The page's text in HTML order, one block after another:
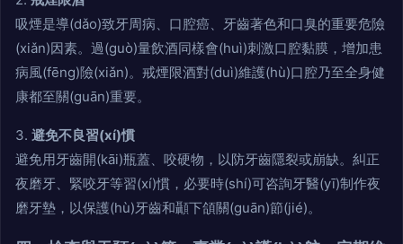
吸煙是導(dǎo)致牙周病、口腔癌、牙齒著色和口臭的重要危險
(xiǎn)因素。過(guò)量飲酒同樣會(huì)刺激口腔黏膜，增加患
病風(fēng)險(xiǎn)。戒煙限酒對(duì)維護(hù)口腔乃至全身健
康都至關(guān)重要。
3. 避免不良習(xí)慣
避免用牙齒開(kāi)瓶蓋、咬硬物，以防牙齒隱裂或崩缺。糾正
夜磨牙、緊咬牙等習(xí)慣，必要時(shí)可咨詢牙醫(yī)制作夜
磨牙墊，以保護(hù)牙齒和顳下頜關(guān)節(jié)。